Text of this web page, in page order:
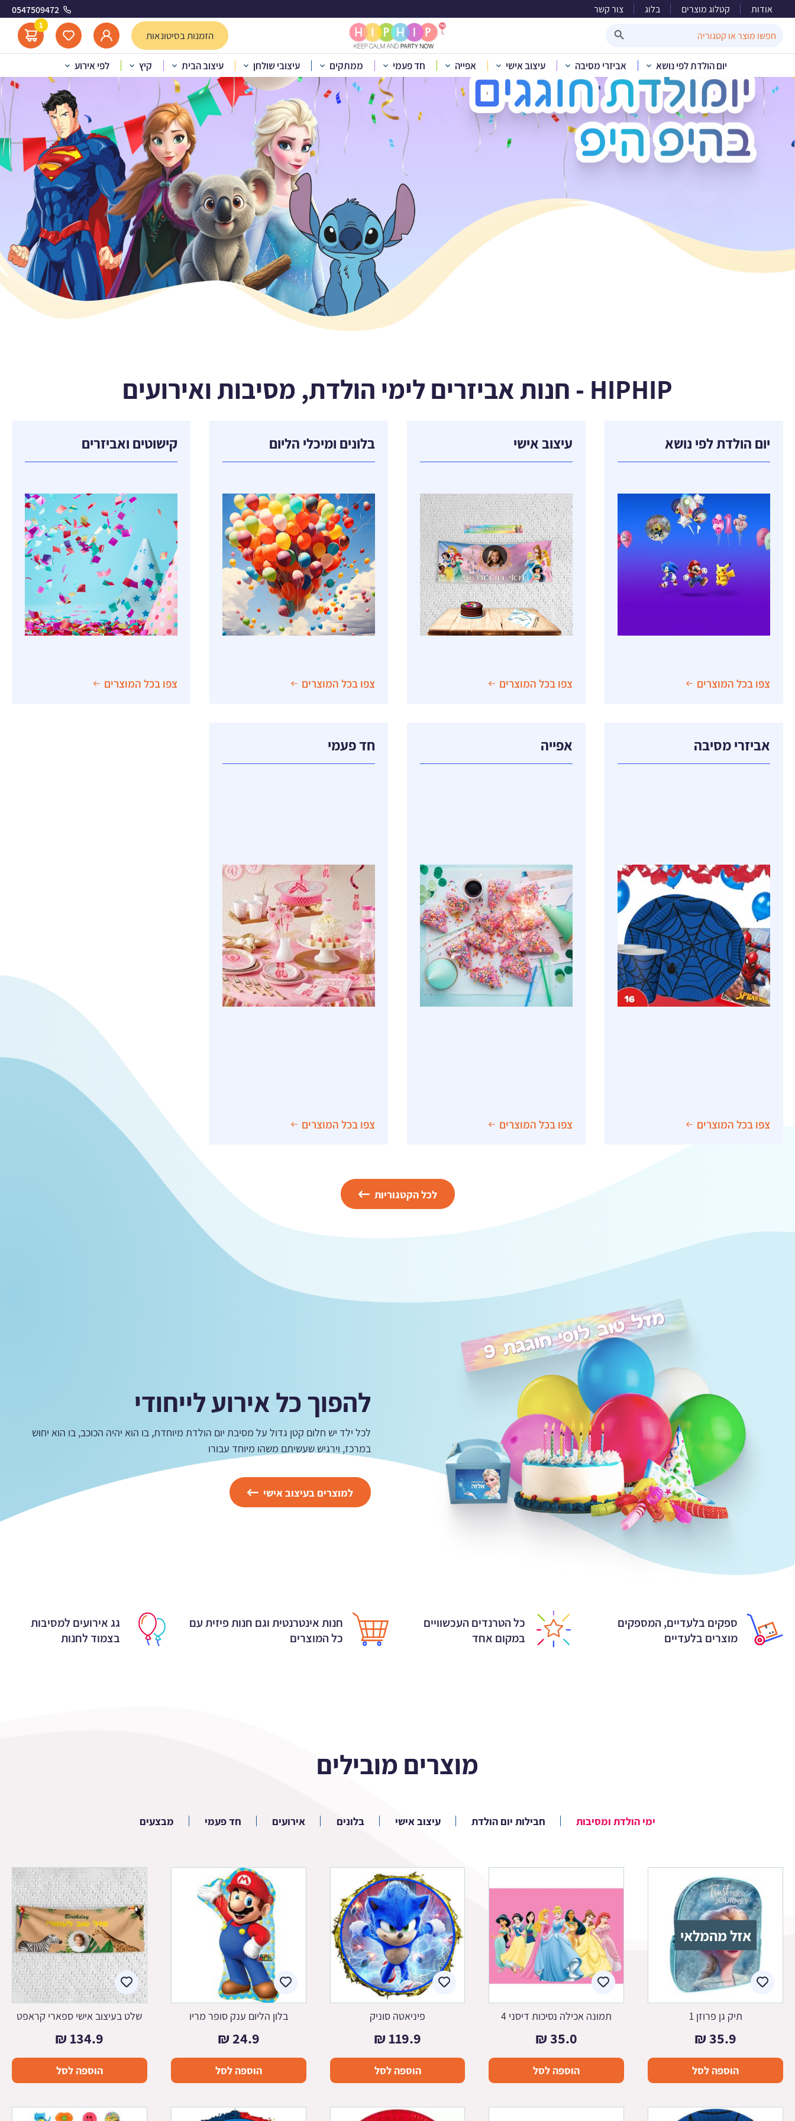
אודות קטלוג מוצרים בלוג צור קשר 0547509472
for: הזמנות בסיטונאות
1
יום הולדת לפי נושא אביזרי מסיבה עיצוב אישי אפייה חד פעמי ממתקים עיצובי שולחן עיצוב הבית קיץ לפי אירוע
HIPHIP - חנות אביזרים לימי הולדת, מסיבות ואירועים
יום הולדת לפי נושא
יום הולדת חד קרן
יום הולדת בדרך
יום הולדת גיבורי על
יום הולדת חיות
יום הולדת גיימינג וחלל
יום הולדת דמויות
יום הולדת ספורט
צפו בכל המוצרים
עיצוב אישי
פיתוח תמונות
דפים אכילים לעוגה
בלוקים
סובילימציה
עיצוב בהתאמה אישית
פוסטרים
פלייסמנטים
חבקי מפיות
שלטים
מדבקות בעיצוב אישי
צפו בכל המוצרים
בלונים ומיכלי הליום
אביזרים לבלונים
חבילות מיכל הליום
צפו בכל המוצרים
קישוטים ואביזרים
יצירה
מכונת צמר גפן מתוק ביתית
אביזרים נלווים לקישוטים
קישוטי שולחן
קישוטי אווירה
קופסאות עם מדבקות
צפו בכל המוצרים
אביזרי מסיבה
זיקוקים
מרכזי שולחן
מנשפים
כרזות דלת
וילונות קישוט תליה
טופרים
חצאיות שולחן
כוסות נייר
מפות שולחן
צפו בכל המוצרים
אפייה
תמציות טעם
צבעי מאכל וג'ל
נשיקות מרנג
אותיות ומספרים מבצק סוכר
אביזרים לקישוט עוגה
סוכריות לקישוט עוגה
אביזרי אפייה
תבניות נייר לאפייה
קאפקייקס
צפו בכל המוצרים
חד פעמי
מפיות אירוח
קינוחיות
כלי הגשה
כוסות יין וקידוש
צלחות מהודר
סכום מהודר
חד פעמי מתכלה
חד פעמי לפי צבע
חד פעמי בסיסי
צפו בכל המוצרים
לכל הקטגוריות
להפוך כל אירוע לייחודי
לכל ילד יש חלום קטן גדול על מסיבת יום הולדת מיוחדת, בו הוא יהיה הכוכב, בו הוא יחוש
במרכז, וירגיש שעשיתם משהו מיוחד עבורו
למוצרים בעיצוב אישי
ספקים בלעדיים, המספקים
מוצרים בלעדיים
כל הטרנדים העכשוויים
במקום אחד
חנות אינטרנטית וגם חנות פיזית עם
כל המוצרים
גג אירועים למסיבות
בצמוד לחנות
מוצרים מובילים
ימי הולדת ומסיבות חבילות יום הולדת עיצוב אישי בלונים אירועים חד פעמי מבצעים
אזל מהמלאי
תיק גן פרוזן 1
35.9
₪
הוספה לסל
תמונה אכילה נסיכות דיסני 4
35.0
₪
הוספה לסל
פיניאטה סוניק
119.9
₪
הוספה לסל
בלון הליום ענק סופר מריו
24.9
₪
הוספה לסל
שלט בעיצוב אישי ספארי קראפט
134.9
₪
הוספה לסל